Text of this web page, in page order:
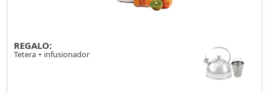
REGALO:
Tetera + infusionador